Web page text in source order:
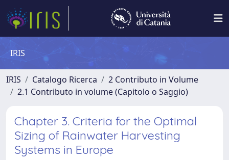
IRIS
IRIS Catalogo Ricerca
2 Contributo in Volume
2.1 Contributo in volume (Capitolo o Saggio)
Chapter 3. Criteria for the Optimal
Sizing of Rainwater Harvesting
Systems in Europe